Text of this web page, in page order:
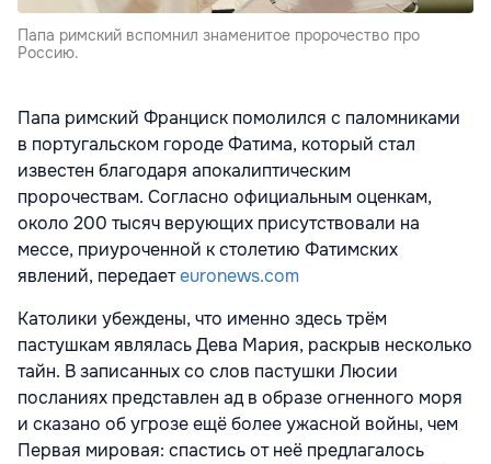
Папа римский вспомнил знаменитое пророчество про
Россию.
Папа римский Франциск помолился с паломниками
в португальском городе Фатима, который стал
известен благодаря апокалиптическим
пророчествам. Согласно официальным оценкам,
около 200 тысяч верующих присутствовали на
мессе, приуроченной к столетию Фатимских
явлений, передаетeuronews.com
Католики убеждены, что именно здесь трём
пастушкам являлась Дева Мария, раскрыв несколько
тайн. В записанных со слов пастушки Люсии
посланиях представлен ад в образе огненного моря
и сказано об угрозе ещё более ужасной войны, чем
Первая мировая: спастись от неё предлагалось